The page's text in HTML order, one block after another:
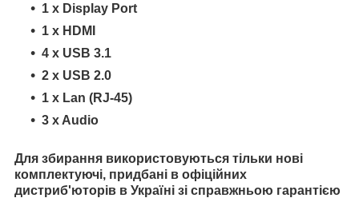
1 x Display Port
1 x HDMI
4 x USB 3.1
2 x USB 2.0
1 x Lan (RJ-45)
3 x Audio
Для збирання використовуються тільки нові
комплектуючі, придбані в офіційних
дистриб'юторів в Україні зі справжньою гарантією